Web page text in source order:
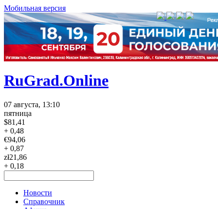
Мобильная версия
RuGrad.Online
07 августа, 13:10
пятница
$81,41
+ 0,48
€94,06
+ 0,87
zł21,86
+ 0,18
Новости
Справочник